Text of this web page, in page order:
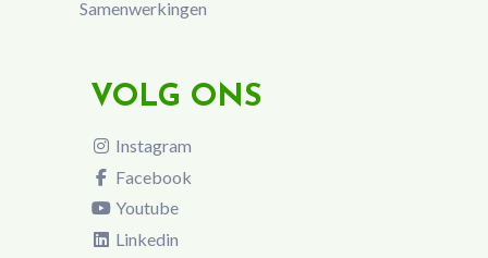
Samenwerkingen
VOLG ONS
Instagram
Facebook
Youtube
Linkedin